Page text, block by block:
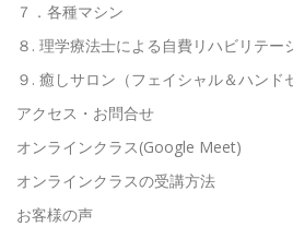
７．各種マシン
８. 理学療法士による自費リハビリテー
９. 癒しサロン（フェイシャル＆ハンド
アクセス・お問合せ
オンラインクラス(Google Meet)
オンラインクラスの受講方法
お客様の声